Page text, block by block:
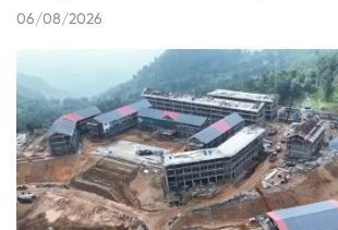
06/08/2026